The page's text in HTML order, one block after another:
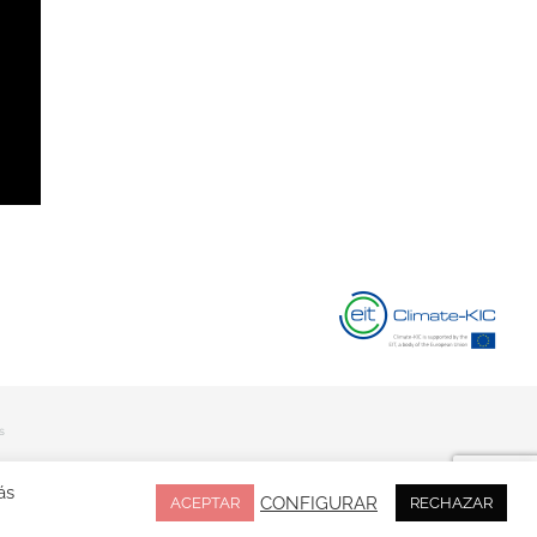
ACEPTAR CONFIGURAR RECHAZAR